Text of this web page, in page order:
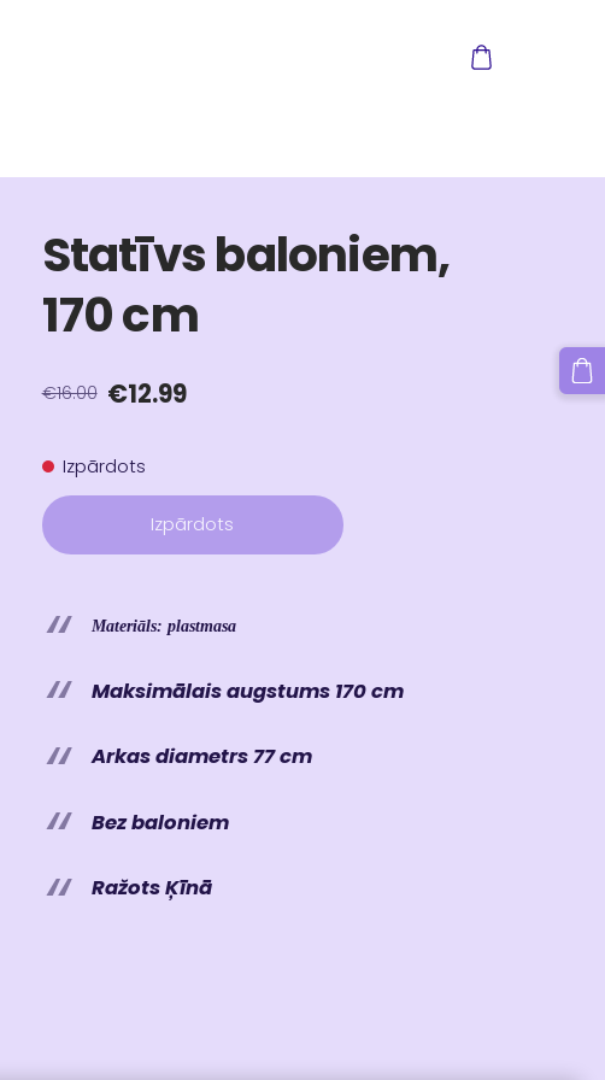
Statīvs baloniem,
170 cm
€16.00 €12.99
Izpārdots
Izpārdots
Materiāls: plastmasa
Maksimālais augstums 170 cm
Arkas diametrs 77 cm
Bez baloniem
Ražots Ķīnā